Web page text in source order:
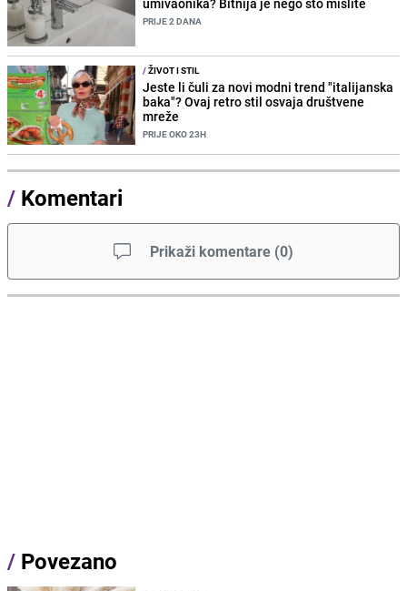
PRIJE 2 DANA
/ŽIVOT I STIL
Jeste li čuli za novi modni trend "italijanska
baka"? Ovaj retro stil osvaja društvene
mreže
PRIJE OKO 23H
/ Komentari
Prikaži komentare (0)
/ Povezano